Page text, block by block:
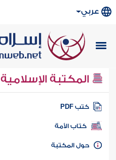
عربي
المكتبة الإسلامية
كتب PDF
كتاب الأمة